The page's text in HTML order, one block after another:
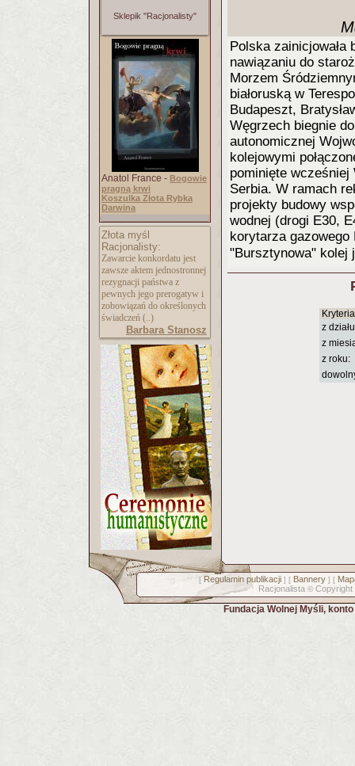
Sklepik "Racjonalisty"
Anatol France - Bogowie
pragną krwi
Koszulka Złota Rybka
Darwina
Złota myśl
Racjonalisty:
Zawarcie konkordatu jest
zawsze aktem jednostronnej
rezygnacji państwa z
pewnych jego prerogatyw i
zobowiązań do określonych
świadczeń (..)
Barbara Stanosz
Polska zainicjowała
nawiązaniu do
Morzem
białoruską w
Budapeszt,
Węgrzech biegnie
autonomicznej
kolejowymi
pominięte wcześniej
Serbia. W ramach
projekty budowy
wodnej (drogi E30,
korytarza gazowego
"Bursztynowa" kolej
z
z
z roku:
[ Regulamin publikacji] [ Bannery] [
Racjonalista © Copyright
Fundacja Wolnej Myśli,